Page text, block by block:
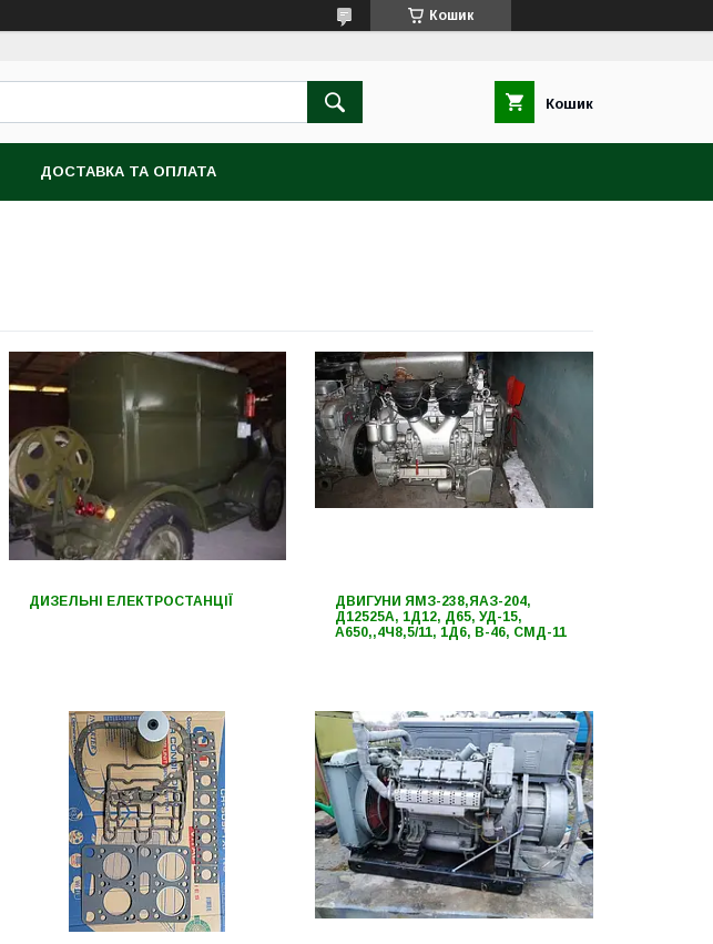
Кошик
Кошик
ДОСТАВКА ТА ОПЛАТА
ДИЗЕЛЬНІ ЕЛЕКТРОСТАНЦІЇ
ДВИГУНИ ЯМЗ-238,ЯАЗ-204,
Д12525А, 1Д12, Д65, УД-15,
А650,,4Ч8,5/11, 1Д6, В-46, СМД-11